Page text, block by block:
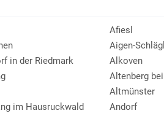
Afiesl
Aigen-Schlägl
in der Riedmark
Alkoven
Altenberg
Altmünster
im Hausruckwald
Andorf